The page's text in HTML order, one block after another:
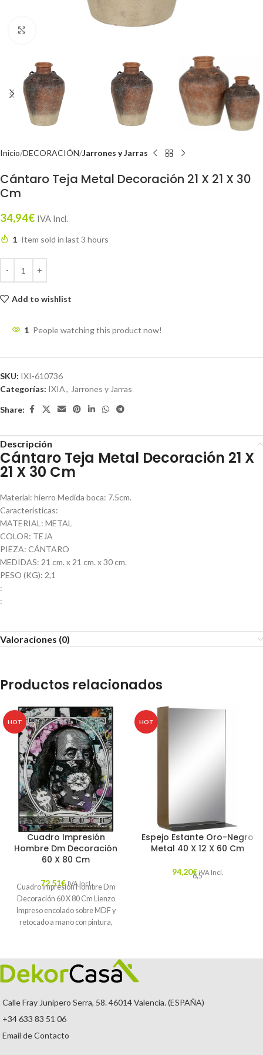
Inicio DECORACIÓN Jarrones y Jarras
Cántaro Teja Metal Decoración 21 X 21 X 30
Cm
34,94€ IVA Incl.
1 Item sold in last 3 hours
Add to wishlist
1 People watching this product now!
SKU: IXI-610736
Categorías: IXIA, Jarrones y Jarras
Share:
Descripción
Cántaro Teja Metal Decoración 21 X
21 X 30 Cm
Material: hierro Medida boca: 7.5cm.
Características:
MATERIAL: METAL
COLOR: TEJA
PIEZA: CÁNTARO
MEDIDAS: 21 cm. x 21 cm. x 30 cm.
PESO (KG): 2,1
:
:
Valoraciones (0)
Productos relacionados
HOT
Cuadro Impresión
Hombre Dm Decoración
60 X 80 Cm
72,51€ IVA Incl.
Cuadro Impresión Hombre Dm
Decoración 60 X 80 Cm Lienzo
Impreso encolado sobre MDF y
retocado a mano con pintura,
HOT
Espejo Estante Oro-Negro
Metal 40 X 12 X 60 Cm
94,20€ IVA Incl.
6,5
Calle Fray Junípero Serra, 58. 46014 Valencia. (ESPAÑA)
+34 633 83 51 06
Email de Contacto